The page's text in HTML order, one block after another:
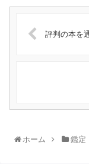
評判の本を
ホーム 鑑定